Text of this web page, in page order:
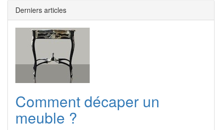
Derniers articles
Comment décaper un
meuble ?